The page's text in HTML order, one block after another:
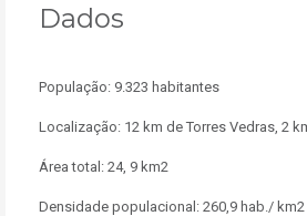
Dados
População: 9.323 habitantes
Localização: 12 km de Torres Vedras, 2
Área total: 24, 9 km2
Densidade populacional: 260,9 hab./ km2